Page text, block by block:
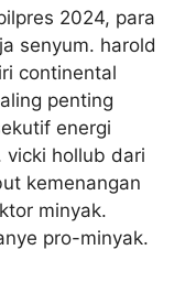
2024, para
senyum. harold
continental
penting
energi
vicki hollub dari
kemenangan
minyak.
pro-minyak.